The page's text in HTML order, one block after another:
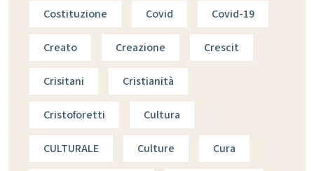
Costituzione Covid Covid-19
Creato Creazione Crescit
Crisitani Cristianità
Cristoforetti Cultura
CULTURALE Culture Cura